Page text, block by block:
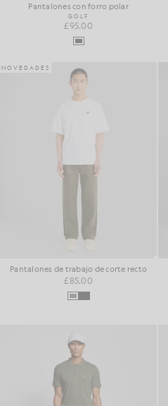
Pantalones con forro polar
GOLF
£95.00
NOVEDADES
Pantalones de trabajo de corte recto
£85.00